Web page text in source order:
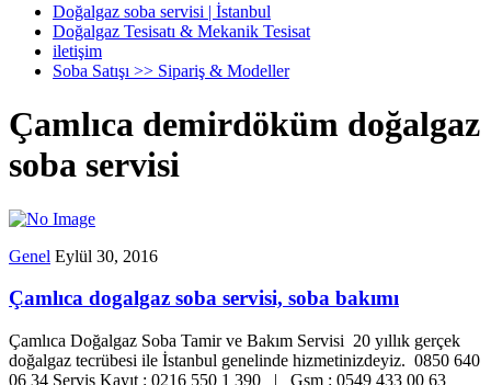
Doğalgaz soba servisi | İstanbul
Doğalgaz Tesisatı & Mekanik Tesisat
iletişim
Soba Satışı >> Sipariş & Modeller
Çamlıca demirdöküm doğalgaz
soba servisi
Genel Eylül 30, 2016
Çamlıca dogalgaz soba servisi, soba bakımı
Çamlıca Doğalgaz Soba Tamir ve Bakım Servisi 20 yıllık gerçek
doğalgaz tecrübesi ile İstanbul genelinde hizmetinizdeyiz. 0850 640
06 34 Servis Kayıt : 0216 550 1 390 | Gsm : 0549 433 00 63